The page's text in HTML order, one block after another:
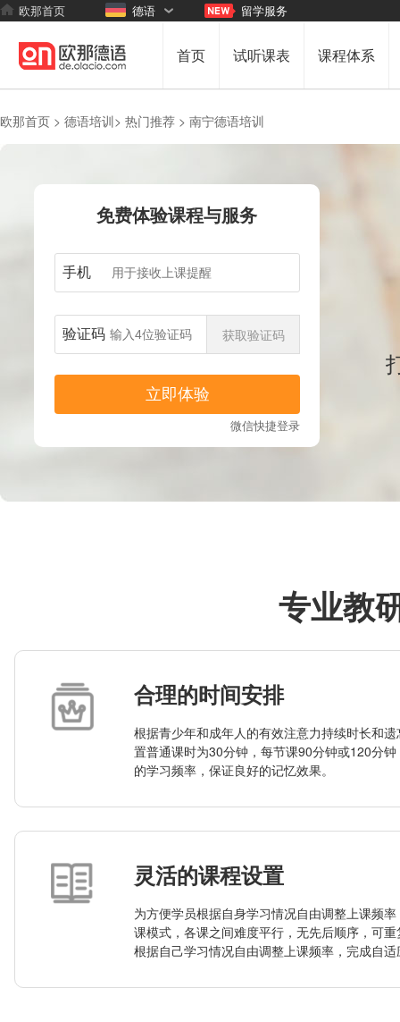
欧那首页 德语 留学服务
首页 试听课表 课程体系
欧那首页 > 德语培训> 热门推荐 > 南宁德语培训
免费体验课程与服务
专业教
合理的时间安排
根据青少年和成年人的有效注意力持续时长和
置普通课时为30分钟，每节课90分钟或120分
的学习频率，保证良好的记忆效果。
灵活的课程设置
为方便学员根据自身学习情况自由调整上课频
课模式，各课之间难度平行，无先后顺序，可
根据自己学习情况自由调整上课频率，完成自